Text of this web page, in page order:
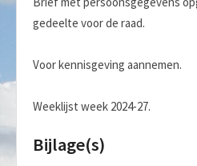
gedeelte voor de raad.
Voor kennisgeving aannemen.
Weeklijst week 2024-27.
Bijlage(s)